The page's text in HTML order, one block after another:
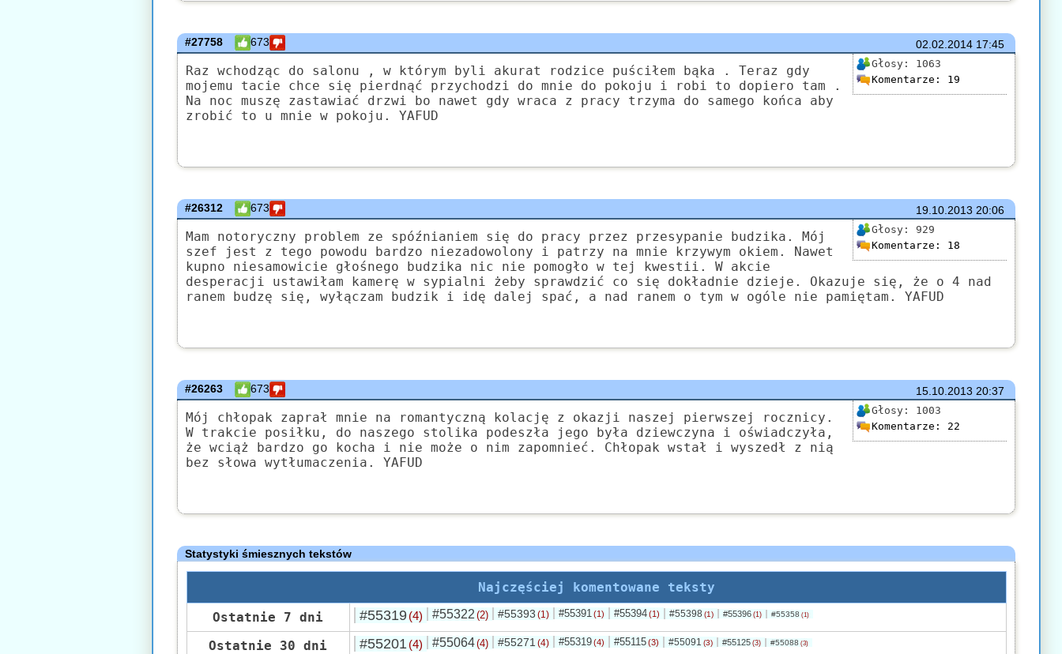
02.02.201417:45
#27758 673
Głosy: 1063
Komentarze: 19
Raz wchodząc do salonu , w którym byli akurat rodzice puściłem bąka . Teraz gdy
mojemu tacie chce się pierdnąć przychodzi do mnie do pokoju i robi to dopiero tam .
Na noc muszę zastawiać drzwi bo nawet gdy wraca z pracy trzyma do samego końca aby
zrobić to u mnie w pokoju. YAFUD
19.10.2013 20:06
#26312 673
Głosy: 929
Komentarze: 18
Mam notoryczny problem ze spóźnianiem się do pracy przez przesypanie budzika. Mój
szef jest z tego powodu bardzo niezadowolony i patrzy na mnie krzywym okiem. Nawet
kupno niesamowicie głośnego budzika nic nie pomogło w tej kwestii. W akcie
desperacji ustawiłam kamerę w sypialni żeby sprawdzić co się dokładnie dzieje. Okazuje się, że o 4 nad
ranem budzę się, wyłączam budzik i idę dalej spać, a nad ranem o tym w ogóle nie pamiętam. YAFUD
15.10.2013 20:37
#26263 673
Głosy: 1003
Komentarze: 22
Mój chłopak zaprał mnie na romantyczną kolację z okazji naszej pierwszej rocznicy.
W trakcie posiłku, do naszego stolika podeszła jego była dziewczyna i oświadczyła,
że wciąż bardzo go kocha i nie może o nim zapomnieć. Chłopak wstał i wyszedł z nią
bez słowa wytłumaczenia. YAFUD
Statystyki śmiesznych tekstów
Najczęściej komentowane teksty
Ostatnie 7 dni
#55319 (4) #55322 (2) #55393 (1) #55391 (1) #55394 (1) #55398 (1) #55396 (1) #55358 (1)
Ostatnie 30 dni #55201 (4) #55064(4) #55271 (4) #55319 (4) #55115 (3) #55091 (3) #55125 (3) #55088 (3)